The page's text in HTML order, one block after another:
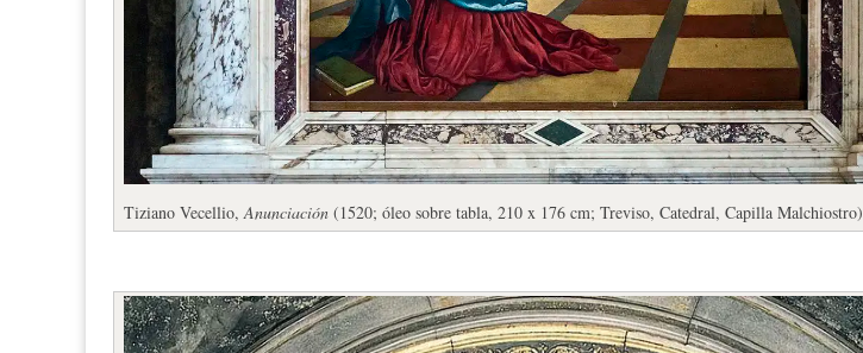
Tiziano Vecellio,Anunciación (1520; óleo sobre tabla, 210 x 176 cm; Treviso, Catedral, Capilla Malchiostro)